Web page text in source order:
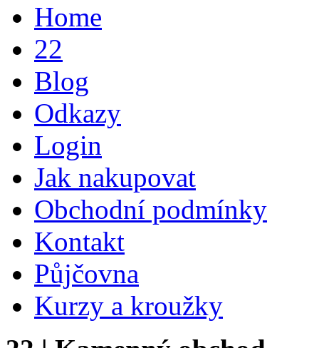
Home
22
Blog
Odkazy
Login
Jak nakupovat
Obchodní podmínky
Kontakt
Půjčovna
Kurzy a kroužky